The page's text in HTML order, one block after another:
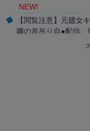
NEW!
【閲覧注意】元臆女
嬢の首吊り自●配信、
されまくって終わるｗ